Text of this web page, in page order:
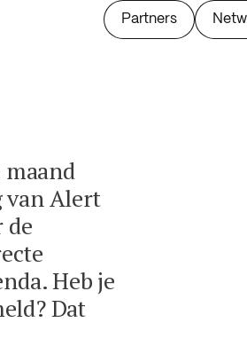
Partners
maand
van Alert
de
Heb je
Dat